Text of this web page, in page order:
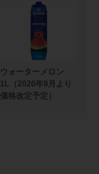
ウォーターメロン
1L（2026年9月より
価格改定予定）